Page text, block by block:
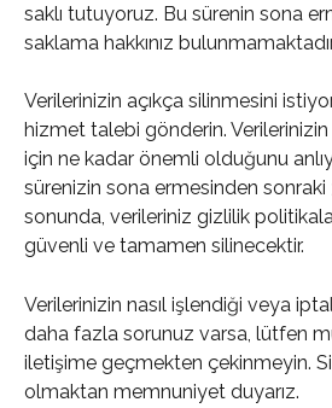
saklı tutuyoruz. Bu sürenin sona
saklama hakkınız
Verilerinizin açıkça silinmesini
hizmet talebi gönderin. Verilerinizin
için ne kadar önemli olduğunu
sürenizin sona ermesinden
sonunda, verileriniz gizlilik
güvenli ve tamamen silinecektir.
Verilerinizin nasıl işlendiği veya
daha fazla sorunuz varsa, lütfen
iletişime geçmekten çekinmeyin.
olmaktan memnuniyet duyarız.